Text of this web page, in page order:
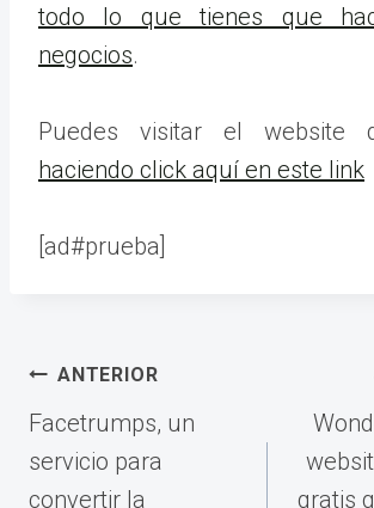
todo lo que tienes que
negocios.
Puedes visitar el website
haciendo click aquí en este link
[ad#prueba]
Navegación
de
entradas
ANTERIOR
Facetrumps, un
servicio para
convertir la
gratis